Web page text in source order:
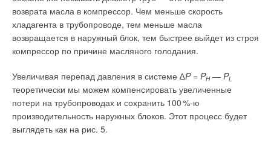
возврата масла в компрессор. Чем меньше скорость
хладагента в трубопроводе, тем меньше масла
возвращается в наружный блок, тем быстрее выйдет из строя
компрессор по причине масляного голодания.
Увеличивая перепад давления в системе ∆P= PH— PL
теоретически мы можем компенсировать увеличенные
потери на трубопроводах и сохранить 100%-ю
производительность наружных блоков. Этот процесс будет
выглядеть как на рис. 5.
увеличивает затраты холода и теплоты.
Вследствие этого при круглогодичной эксплуатации ледовой
арены для уменьшения энергозатрат на системы
кондиционирования ледового поля распределение воздуха
в тёплый и холодный периоды года необходимо
организовывать по различным схемам.
Особенности организации микроклимата зоны трибун
Требуемые параметры микроклимата в зоне зрительских
Чтобы оставаться ниже целевого показателя (1,5°C),
установленного Парижским соглашением, к 2050 году
объёмы выбросов от сооружений в атмосферу должны
уменьшиться на 80–90%. В строительной сфере нужно
отказаться от использования ископаемого топлива, а также
увеличить показатель восстановления энергии
существующих зданий до
% в год [13]. Города
и мегаполисы станут более здоровыми, безопасными
и устойчивыми, если возводить энергоэффективные
и безопасные сооружения, а также модернизировать уже